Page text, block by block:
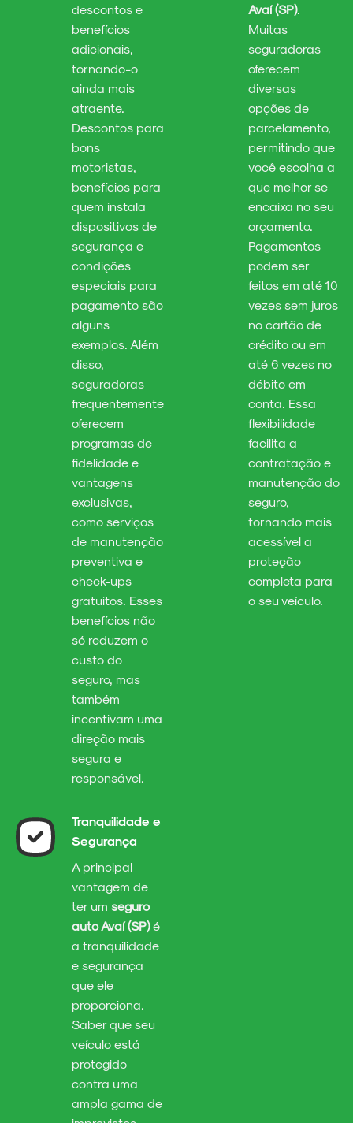
descontos e
benefícios
adicionais,
tornando-o
ainda mais
atraente.
Descontos para
bons
motoristas,
benefícios para
quem instala
dispositivos de
segurança e
condições
especiais para
pagamento são
alguns
exemplos. Além
disso,
seguradoras
frequentemente
oferecem
programas de
fidelidade e
vantagens
exclusivas,
como serviços
de manutenção
preventiva e
check-ups
gratuitos. Esses
benefícios não
só reduzem o
custo do
seguro, mas
também
incentivam uma
direção mais
segura e
responsável.
Avaí (SP).
Muitas
seguradoras
oferecem
diversas
opções de
parcelamento,
permitindo que
você escolha a
que melhor se
encaixa no seu
orçamento.
Pagamentos
podem ser
feitos em até 10
vezes sem juros
no cartão de
crédito ou em
até 6 vezes no
débito em
conta. Essa
flexibilidade
facilita a
contratação e
manutenção do
seguro,
tornando mais
acessível a
proteção
completa para
o seu veículo.
Tranquilidade e
Segurança
A principal
vantagem de
ter um seguro
auto Avaí (SP)é
a tranquilidade
e segurança
que ele
proporciona.
Saber que seu
veículo está
protegido
contra uma
ampla gama de